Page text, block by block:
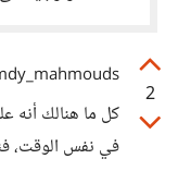
2
كل ما هنالك أنه
في نفس الوقت،